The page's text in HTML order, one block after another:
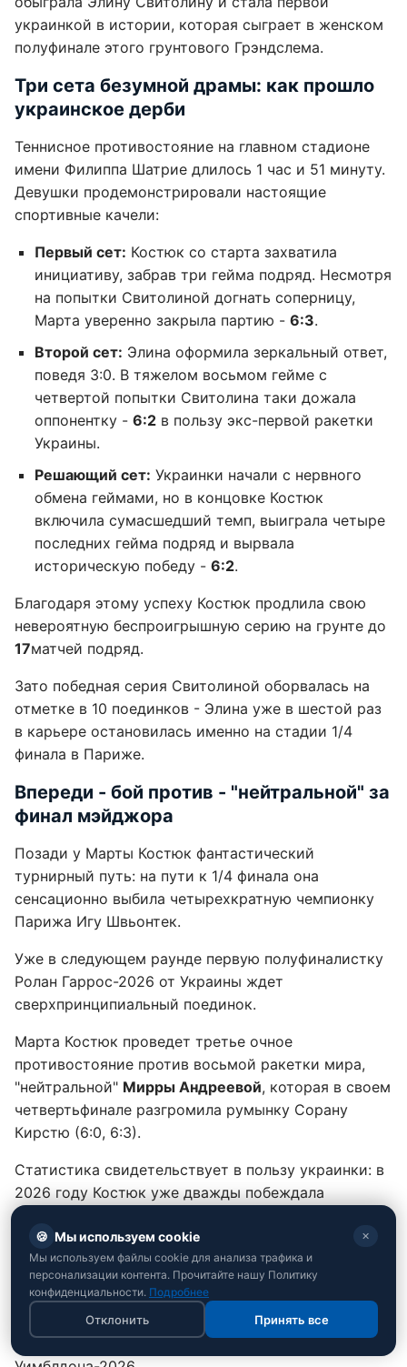
украинкой в истории, которая сыграет в женском
полуфинале этого грунтового Грэндслема.
Три сета безумной драмы: как прошло
украинское дерби
Теннисное противостояние на главном стадионе
имени Филиппа Шатрие длилось 1 час и 51 минуту.
Девушки продемонстрировали настоящие
спортивные качели:
Первый сет: Костюк со старта захватила
инициативу, забрав три гейма подряд. Несмотря
на попытки Свитолиной догнать соперницу,
Марта уверенно закрыла партию - 6:3.
Второй сет: Элина оформила зеркальный ответ,
поведя 3:0. В тяжелом восьмом гейме с
четвертой попытки Свитолина таки дожала
оппонентку - 6:2 в пользу экс-первой ракетки
Украины.
Решающий сет: Украинки начали с нервного
обмена геймами, но в концовке Костюк
включила сумасшедший темп, выиграла четыре
последних гейма подряд и вырвала
историческую победу - 6:2.
Благодаря этому успеху Костюк продлила свою
невероятную беспроигрышную серию на грунте до
17матчей подряд.
Зато победная серия Свитолиной оборвалась на
отметке в 10 поединков - Элина уже в шестой раз
в карьере остановилась именно на стадии 1/4
финала в Париже.
Впереди - бой против - "нейтральной" за
финал мэйджора
Позади у Марты Костюк фантастический
турнирный путь: на пути к 1/4 финала она
сенсационно выбила четырехкратную чемпионку
Парижа Игу Швьонтек.
Уже в следующем раунде первую полуфиналистку
Ролан Гаррос-2026 от Украины ждет
сверхпринципиальный поединок.
Марта Костюк проведет третье очное
противостояние против восьмой ракетки мира,
"нейтральной" Мирры Андреевой, которая в своем
четвертьфинале разгромила румынку Сорану
Кирстю (6:0, 6:3).
Статистика свидетельствует в пользу украинки: в
2026 году Костюк уже дважды побеждала
Андрееву - в Брисбене и в триумфальном финале
"тысячника" в Мадриде, который стал самой
крупной победой украинского тенниса за
последние семь лет.
Ранее стало известно, что
Свитолина, Костюк и
сенсационная дебютантка сыграют в основе
🍪 Мы используем cookie ✕
Мы используем файлы cookie для анализа трафика и
персонализации контента. Прочитайте нашу Политику
конфиденциальности. Подробнее
Отклонить Принять все